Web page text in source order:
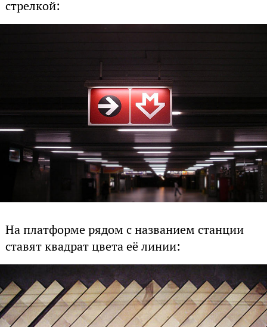
стрелкой:
На платформе рядом с названием станции
ставят квадрат цвета её линии: